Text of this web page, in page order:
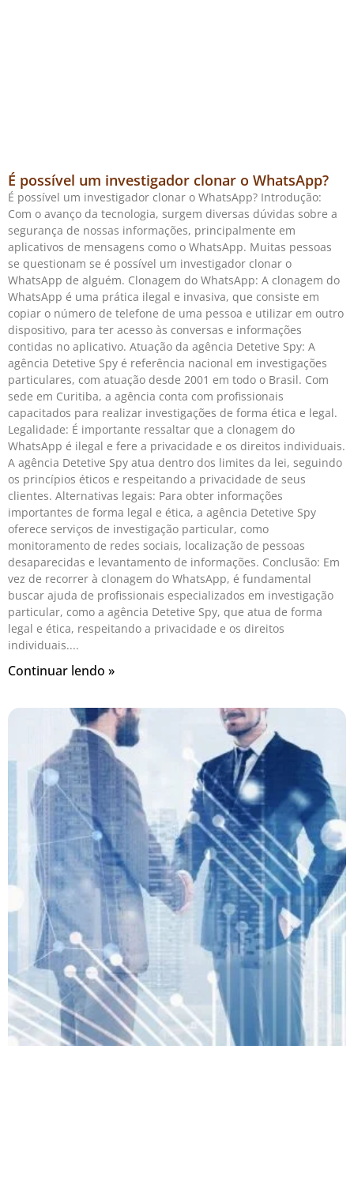
É possível um investigador clonar o WhatsApp?
É possível um investigador clonar o WhatsApp? Introdução:
Com o avanço da tecnologia, surgem diversas dúvidas sobre a
segurança de nossas informações, principalmente em
aplicativos de mensagens como o WhatsApp. Muitas pessoas
se questionam se é possível um investigador clonar o
WhatsApp de alguém. Clonagem do WhatsApp: A clonagem do
WhatsApp é uma prática ilegal e invasiva, que consiste em
copiar o número de telefone de uma pessoa e utilizar em outro
dispositivo, para ter acesso às conversas e informações
contidas no aplicativo. Atuação da agência Detetive Spy: A
agência Detetive Spy é referência nacional em investigações
particulares, com atuação desde 2001 em todo o Brasil. Com
sede em Curitiba, a agência conta com profissionais
capacitados para realizar investigações de forma ética e legal.
Legalidade: É importante ressaltar que a clonagem do
WhatsApp é ilegal e fere a privacidade e os direitos individuais.
A agência Detetive Spy atua dentro dos limites da lei, seguindo
os princípios éticos e respeitando a privacidade de seus
clientes. Alternativas legais: Para obter informações
importantes de forma legal e ética, a agência Detetive Spy
oferece serviços de investigação particular, como
monitoramento de redes sociais, localização de pessoas
desaparecidas e levantamento de informações. Conclusão: Em
vez de recorrer à clonagem do WhatsApp, é fundamental
buscar ajuda de profissionais especializados em investigação
particular, como a agência Detetive Spy, que atua de forma
legal e ética, respeitando a privacidade e os direitos
individuais.
Continuar lendo »